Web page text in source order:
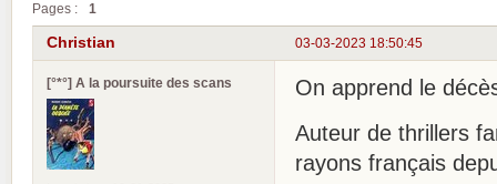
Pages : 1
03-03-2023 18:50:45
Christian
[°*°] A la poursuite des scans
On apprend le
Auteur de thrillers
rayons français